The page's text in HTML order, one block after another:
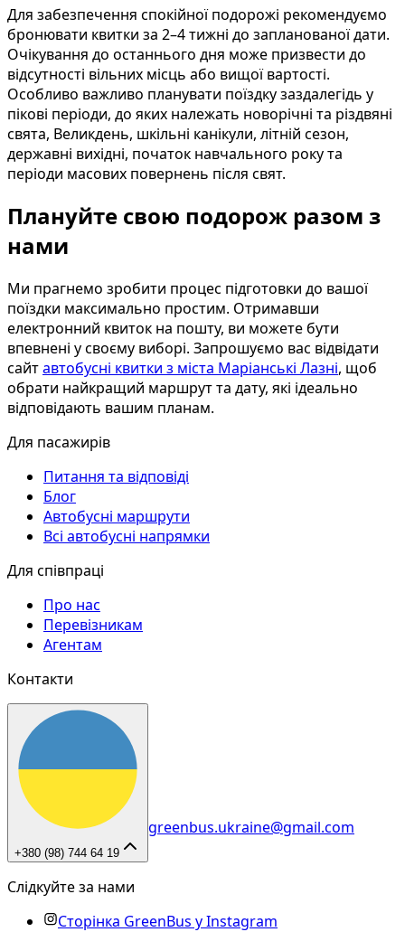
Для забезпечення спокійної подорожі рекомендуємо
бронювати квитки за 2–4 тижні до запланованої дати.
Очікування до останнього дня може призвести до
відсутності вільних місць або вищої вартості.
Особливо важливо планувати поїздку заздалегідь у
пікові періоди, до яких належать новорічні та різдвяні
свята, Великдень, шкільні канікули, літній сезон,
державні вихідні, початок навчального року та
періоди масових повернень після свят.
Плануйте свою подорож разом з
нами
Ми прагнемо зробити процес підготовки до вашої
поїздки максимально простим. Отримавши
електронний квиток на пошту, ви можете бути
впевнені у своєму виборі. Запрошуємо вас відвідати
сайтавтобусні квитки з міста Маріанські Лазні, щоб
обрати найкращий маршрут та дату, які ідеально
відповідають вашим планам.
Для пасажирів
Питання та відповіді
Блог
Автобусні маршрути
Всі автобусні напрямки
Для співпраці
Про нас
Перевізникам
Агентам
Контакти
+380 (98) 744 64 19
greenbus.ukraine@gmail.com
Слідкуйте за нами
Сторінка GreenBus у Instagram